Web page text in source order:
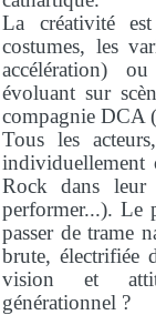
La créativité
costumes, les
accélération)
évoluant sur
compagnie DCA
Tous les
individuellement
Rock dans leur
performer...). Le
passer de trame
brute, électrifiée
vision et
générationnel ?